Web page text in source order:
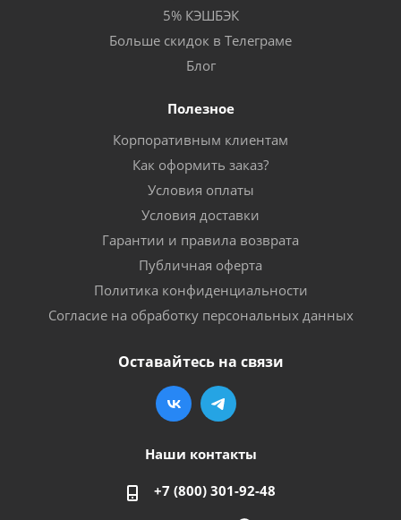
5% КЭШБЭК
Больше скидок в Телеграме
Блог
Полезное
Корпоративным клиентам
Как оформить заказ?
Условия оплаты
Условия доставки
Гарантии и правила возврата
Публичная оферта
Политика конфиденциальности
Согласие на обработку персональных данных
Оставайтесь на связи
Наши контакты
+7 (800) 301-92-48